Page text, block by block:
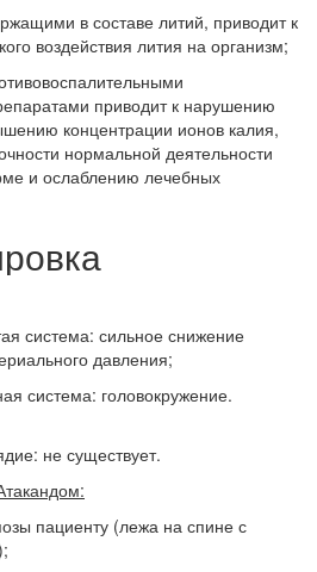
в составе литий, приводит к
воздействия лития на организм;
приводит к нарушению
концентрации ионов калия,
нормальной деятельности
и ослаблению лечебных
система: сильное снижение
давления;
система: головокружение.
не существует.
пациенту (лежа на спине с